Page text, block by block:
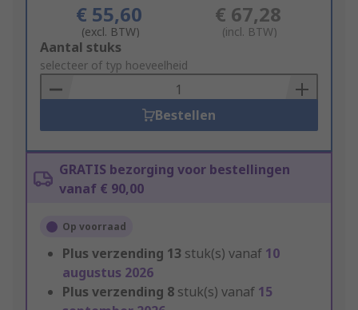
€ 55,60
(excl. BTW)
€ 67,28
(incl. BTW)
Add
to
Basket
Aantal stuks
selecteer of typ hoeveelheid
Bestellen
GRATIS bezorging voor bestellingen
vanaf € 90,00
Op voorraad
Plus verzending 13 stuk(s) vanaf 10
augustus 2026
Plus verzending 8 stuk(s) vanaf 15